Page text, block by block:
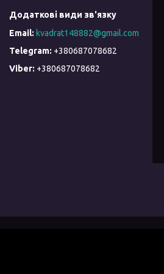
kvadrat148882@gmail.com
+380687078682
+380687078682